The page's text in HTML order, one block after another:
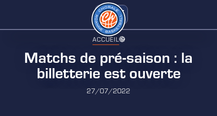
ACCUEIL
Matchs de pré-saison : la
billetterie est ouverte
27/07/2022